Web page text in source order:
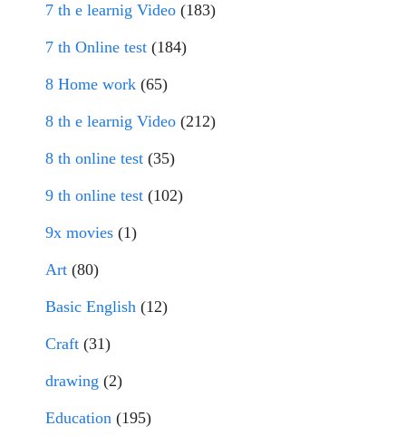
7 th e learnig Video (183)
7 th Online test (184)
8 Home work (65)
8 th e learnig Video (212)
8 th online test (35)
9 th online test (102)
9x movies (1)
Art (80)
Basic English (12)
Craft (31)
drawing (2)
Education (195)